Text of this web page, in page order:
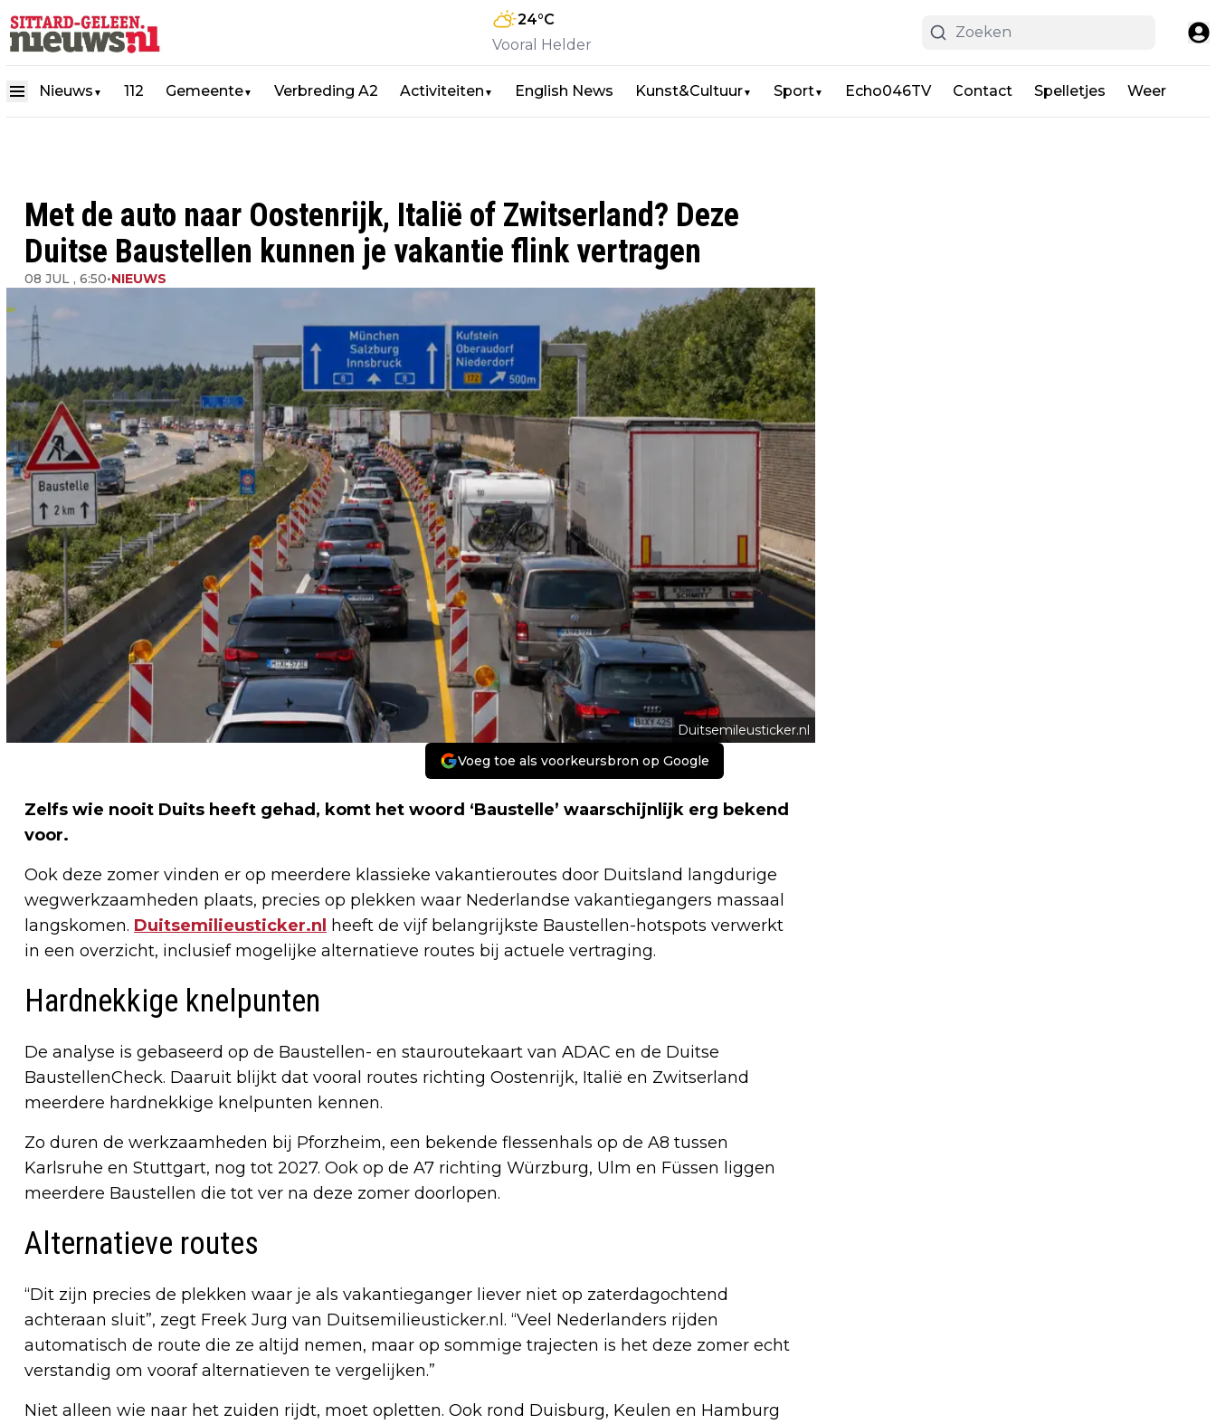
24°C
Vooral Helder
Nieuws ▼ 112 Gemeente▼ Verbreding A2 Activiteiten ▼ English News Kunst&Cultuur▼ Sport▼ Echo046TV Contact Spelletjes Weer
Met de auto naar Oostenrijk, Italië of Zwitserland? Deze
Duitse Baustellen kunnen je vakantie flink vertragen
08 JUL , 6:50•NIEUWS
Duitsemileusticker.nl
Voeg toe als voorkeursbron op Google
Zelfs wie nooit Duits heeft gehad, komt het woord ‘Baustelle’ waarschijnlijk erg bekend
voor.
Ook deze zomer vinden er op meerdere klassieke vakantieroutes door Duitsland langdurige
wegwerkzaamheden plaats, precies op plekken waar Nederlandse vakantiegangers massaal
langskomen. Duitsemilieusticker.nl
heeft de vijf belangrijkste Baustellen-hotspots verwerkt
in een overzicht, inclusief mogelijke alternatieve routes bij actuele vertraging.
Hardnekkige knelpunten
De analyse is gebaseerd op de Baustellen- en stauroutekaart van ADAC en de Duitse
BaustellenCheck. Daaruit blijkt dat vooral routes richting Oostenrijk, Italië en Zwitserland
meerdere hardnekkige knelpunten kennen.
Zo duren de werkzaamheden bij Pforzheim, een bekende flessenhals op de A8 tussen
Karlsruhe en Stuttgart, nog tot 2027. Ook op de A7 richting Würzburg, Ulm en Füssen liggen
meerdere Baustellen die tot ver na deze zomer doorlopen.
Alternatieve routes
“Dit zijn precies de plekken waar je als vakantieganger liever niet op zaterdagochtend
achteraan sluit”, zegt Freek Jurg van Duitsemilieusticker.nl. “Veel Nederlanders rijden
automatisch de route die ze altijd nemen, maar op sommige trajecten is het deze zomer echt
verstandig om vooraf alternatieven te vergelijken.”
Niet alleen wie naar het zuiden rijdt, moet opletten. Ook rond Duisburg, Keulen en Hamburg